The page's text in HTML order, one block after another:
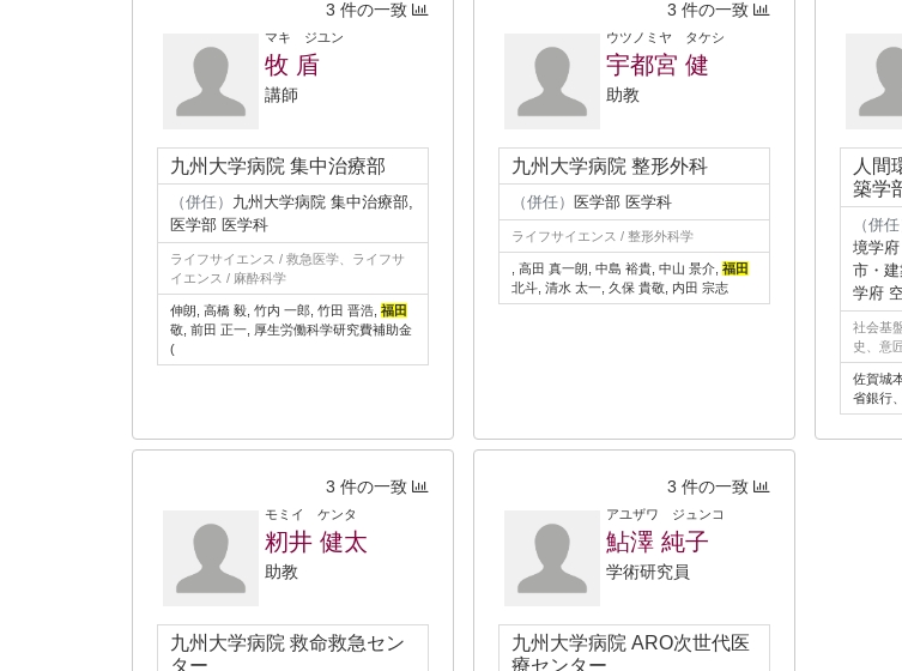
3 件の一致
マキ ジユン
牧 盾
講師
九州大学病院 集中治療部
（併任） 九州大学病院 集中治療部,
医学部 医学科
ライフサイエンス / 救急医学、ライフサ
イエンス / 麻酔科学
伸朗, 高橋 毅, 竹内 一郎, 竹田 晋浩, 福田
敬, 前田 正一, 厚生労働科学研究費補助金
(
3 件の一致
ウツノミヤ タケシ
宇都宮 健
助教
九州大学病院 整形外科
（併任） 医学部 医学科
ライフサイエンス / 整形外科学
, 高田 真一朗, 中島 裕貴, 中山 景介, 福田
北斗, 清水 太一, 久保 貴敬, 内田 宗志
人間
築学
（併任
境学
市・
学府
社会基
史、意
佐賀城
省銀行、
3 件の一致
モミイ ケンタ
籾井 健太
助教
九州大学病院 救命救急セン
ター
3 件の一致
アユザワ ジュンコ
鮎澤 純子
学術研究員
九州大学病院 ARO次世代医
療センター